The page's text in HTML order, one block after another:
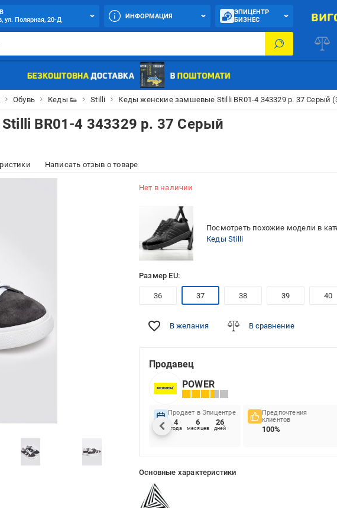
ул. Полярная, 20-Д
ИНФОРМАЦИЯ
ЭПИЦЕНТР
БИЗНЕС
Обувь Кеды 👟 Stilli Кеды женские замшевые Stilli BR01-4 343329 р. 37 Серый
BR01-4 343329 р. 37 Серый
Написать отзыв о товаре
Нет в наличии
Посмотреть похожие модели в
Кеды Stilli
Размер EU:
36 37 38 39 40
В желания В сравнение
Продавец
POWER
Продает в Эпицентре
4
года
6
месяцев
26
дней
Предпочтения
клиентов
100%
Основные характеристики